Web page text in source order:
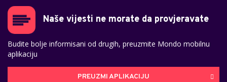
Naše vijesti ne morate da provjeravate
Budite bolje informisani od drugih, preuzmite Mondo mobilnu
aplikaciju
PREUZMI APLIKACIJU